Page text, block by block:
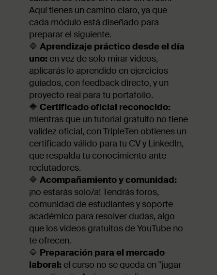
Aquí tienes un camino claro, ya que
cada módulo está diseñado para
preparar el siguiente.
🔷 Aprendizaje práctico desde el día
uno: en vez de solo mirar videos,
aplicarás lo aprendido en ejercicios
guiados, con feedback directo, y un
proyecto real para tu portafolio.
🔷 Certificado oficial reconocido:
mientras que un tutorial gratuito no tiene
validez oficial, con TripleTen obtienes un
certificado válido para tu CV y LinkedIn,
que respalda tu conocimiento ante
reclutadores.
🔷 Acompañamiento y comunidad:
¡no estarás solo/a! Tendrás foros,
comunidad de estudiantes y soporte
académico para resolver dudas, algo
que los videos gratuitos de YouTube no
te ofrecen.
🔷 Preparación para el mercado
laboral: el curso no se queda en "jugar